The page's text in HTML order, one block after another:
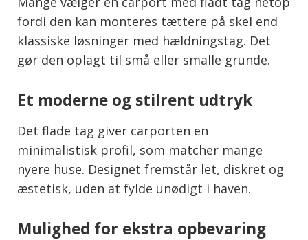
fordi den kan monteres tættere på skel end
klassiske løsninger med hældningstag. Det
gør den oplagt til små eller smalle grunde.
Et moderne og stilrent udtryk
Det flade tag giver carporten en
minimalistisk profil, som matcher mange
nyere huse. Designet fremstår let, diskret og
æstetisk, uden at fylde unødigt i haven.
Mulighed for ekstra opbevaring